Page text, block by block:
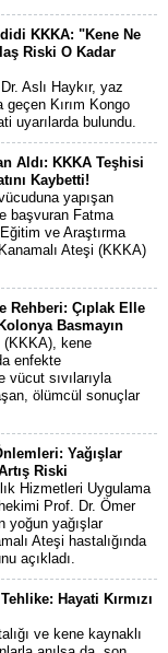
KKKA: "Kene Ne
Riski O Kadar
Aslı Haykır, yaz
geçen Kırım Kongo
uyarılarda bulundu.
Aldı: KKKA Teşhisi
Kaybetti!
yapışan
başvuran Fatma
ve Araştırma
Ateşi (KKKA)
Rehberi: Çıplak Elle
Basmayın
(KKKA), kene
enfekte
vücut sıvılarıyla
ölümcül sonuçlar
Yağışlar
Riski
Hizmetleri Uygulama
Prof. Dr. Ömer
yoğun yağışlar
Ateşi hastalığında
açıkladı.
Hayati Kırmızı
ve kene kaynaklı